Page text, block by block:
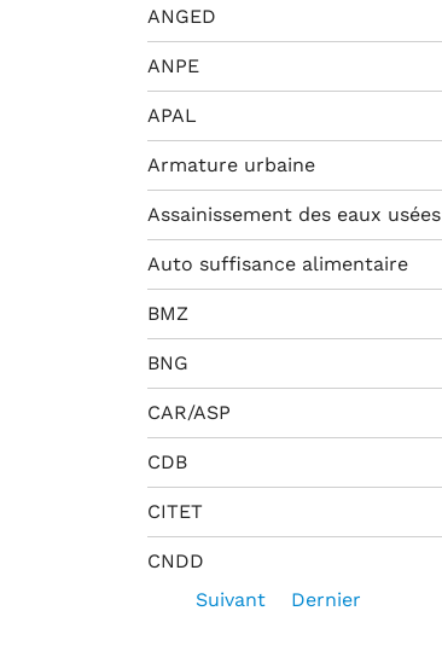
ANGED
ANPE
APAL
Armature urbaine
Assainissement des eaux usées
Auto suffisance alimentaire
BMZ
BNG
CAR/ASP
CDB
CITET
CNDD
Suivant
Dernier